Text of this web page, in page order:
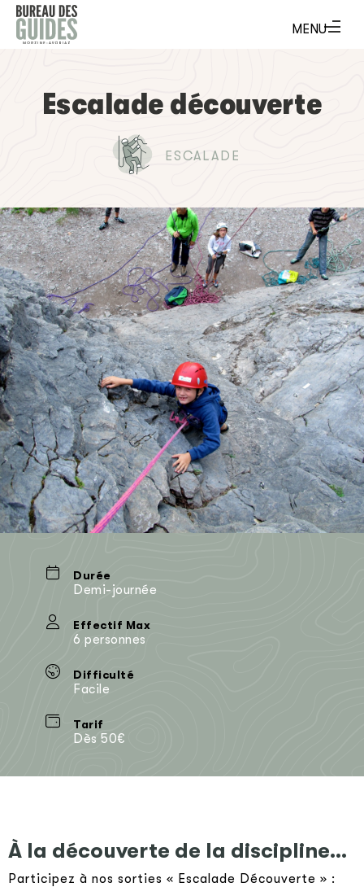
Escalade découverte
ESCALADE
Durée
Demi-journée
Effectif Max
6 personnes
Difficulté
Facile
Tarif
Dès 50€
À la découverte de la discipline…
Participez à nos sorties « Escalade Découverte » :